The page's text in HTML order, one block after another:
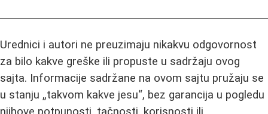
Urednici i autori ne preuzimaju nikakvu odgovornost
za bilo kakve greške ili propuste u sadržaju ovog
sajta. Informacije sadržane na ovom sajtu pružaju se
u stanju „takvom kakve jesu“, bez garancija u pogledu